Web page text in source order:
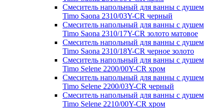
Смеситель напольный для ванны с душем
Timo Saona 2310/03Y-CR черный
Смеситель напольный для ванны с душем
Timo Saona 2310/17Y-CR золото матовое
Смеситель напольный для ванны с душем
Timo Saona 2310/18Y-CR черное золото
Смеситель напольный для ванны с душем
Timo Selene 2200/00Y-CR хром
Смеситель напольный для ванны с душем
Timo Selene 2200/03Y-CR черный
Смеситель напольный для ванны с душем
Timo Selene 2210/00Y-CR хром